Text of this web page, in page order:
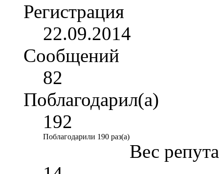
Регистрация
22.09.2014
Сообщений
82
Поблагодарил(а)
192
Поблагодарили 190 раз(а)
Вес